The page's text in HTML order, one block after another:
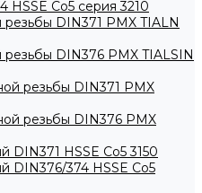
Co5 серия 3210
DIN371 PMX TIALN
DIN376 PMX TIALSIN
резьбы DIN371 PMX
резьбы DIN376 PMX
HSSE Co5 3150
DIN376/374 HSSE Co5